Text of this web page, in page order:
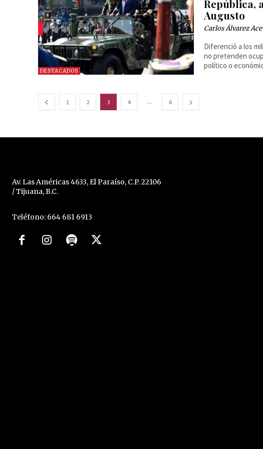
DESTACADOS
República,
Augusto
Carlos Álvarez
Diferenció a los
no pretenden
político o
1 2 3 4 ... 6
Av. Las Américas 4633, El Paraíso, C.P. 22106
/ Tijuana, B.C.
Teléfono: 664 681 6913